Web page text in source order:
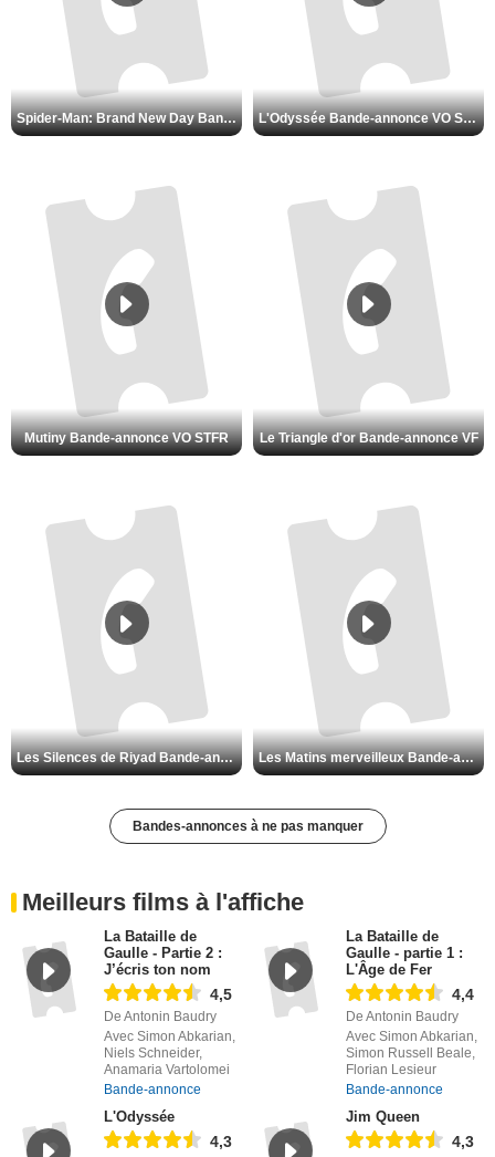
Spider-Man: Brand New Day Bande-annonce VO STFR L'Odyssée Bande-annonce VO STFR
Mutiny Bande-annonce VO STFR Le Triangle d'or Bande-annonce VF
Les Silences de Riyad Bande-annonce VO STFR Les Matins merveilleux Bande-annonce VF
Bandes-annonces à ne pas manquer
Meilleurs films à l'affiche
La Bataille de
Gaulle - Partie 2 :
J’écris ton nom
4,5
De Antonin Baudry
Avec Simon Abkarian,
Niels Schneider,
Anamaria Vartolomei
Bande-annonce
La Bataille de
Gaulle - partie 1 :
L'Âge de Fer
4,4
De Antonin Baudry
Avec Simon Abkarian,
Simon Russell Beale,
Florian Lesieur
Bande-annonce
L'Odyssée
4,3
Jim Queen
4,3